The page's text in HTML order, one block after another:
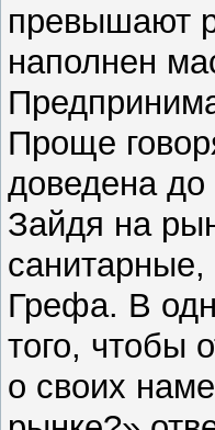
превышают
наполнен
Проще
доведена
Зайдя на
Грефа. В
того, чтобы
о своих